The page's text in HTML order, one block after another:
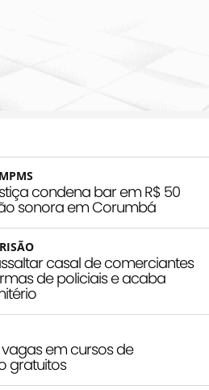
condena bar em R$ 50
sonora em Corumbá
casal de comerciantes
de policiais e acaba
vagas em cursos de
gratuitos